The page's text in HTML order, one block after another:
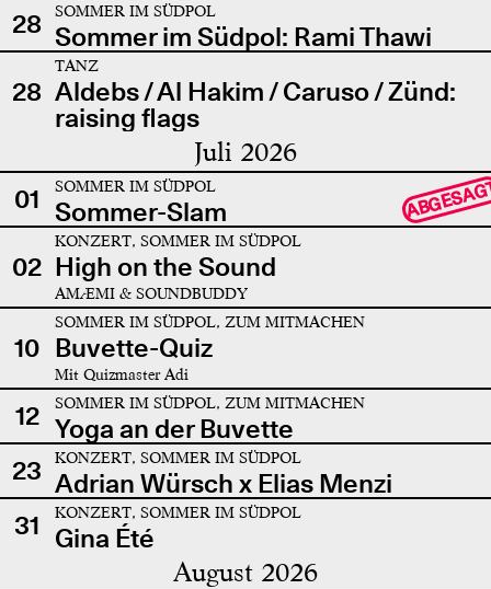
28
SOMMER IM SÜDPOL
Sommer im Südpol: Rami Thawi
28
TANZ
Aldebs / Al Hakim / Caruso / Zünd:
raising flags
Juli 2026
01 SOMMER IM SÜDPOL
Sommer-Slam
02
KONZERT, SOMMER IM SÜDPOL
High on the Sound
AMÆMI & SOUNDBUDDY
10
SOMMER IM SÜDPOL, ZUM MITMACHEN
Buvette-Quiz
Mit Quizmaster Adi
12 SOMMER IM SÜDPOL, ZUM MITMACHEN
Yoga an der Buvette
23
KONZERT, SOMMER IM SÜDPOL
Adrian Würsch x Elias Menzi
31
KONZERT, SOMMER IM SÜDPOL
Gina Été
August 2026